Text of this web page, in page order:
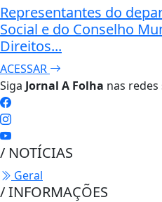
Representantes do
Social e do Conselho
Direitos...
ACESSAR
Siga Jornal A Folha nas redes
/ NOTÍCIAS
Geral
/ INFORMAÇÕES